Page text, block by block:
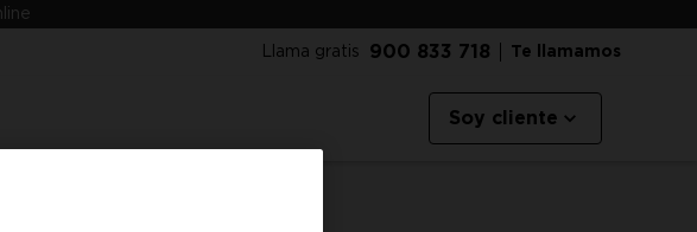
Llama gratis 900 833 718 Te llamamos
Soy cliente